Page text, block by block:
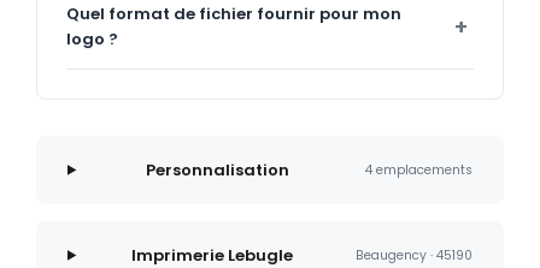
Quel format de fichier fournir pour mon
logo ?
Personnalisation 4 emplacements
Imprimerie Lebugle Beaugency · 45190